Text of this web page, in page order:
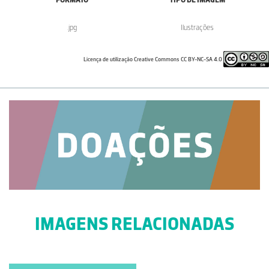
.jpg Ilustrações
Licença de utilização Creative Commons CC BY-NC-SA 4.0
IMAGENS RELACIONADAS